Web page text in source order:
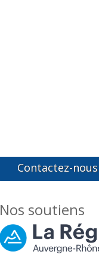
Contactez-
Nos soutiens